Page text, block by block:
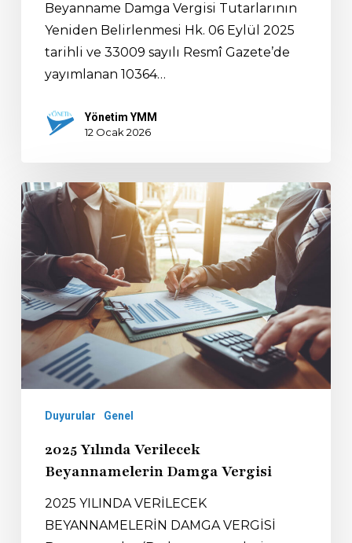
Beyanname Damga Vergisi Tutarlarının
Yeniden Belirlenmesi Hk. 06 Eylül 2025
tarihli ve 33009 sayılı Resmî Gazete’de
yayımlanan 10364…
Yönetim YMM
12 Ocak 2026
Duyurular Genel
2025 Yılında Verilecek
Beyannamelerin Damga Vergisi
2025 YILINDA VERİLECEK
BEYANNAMELERİN DAMGA VERGİSİ